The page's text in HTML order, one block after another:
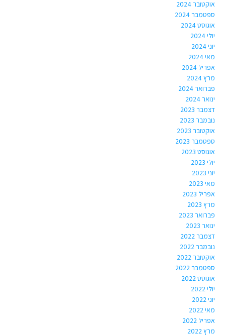
אוקטובר 2024
ספטמבר 2024
אוגוסט 2024
יולי 2024
יוני 2024
מאי 2024
אפריל 2024
מרץ 2024
פברואר 2024
ינואר 2024
דצמבר 2023
נובמבר 2023
אוקטובר 2023
ספטמבר 2023
אוגוסט 2023
יולי 2023
יוני 2023
מאי 2023
אפריל 2023
מרץ 2023
פברואר 2023
ינואר 2023
דצמבר 2022
נובמבר 2022
אוקטובר 2022
ספטמבר 2022
אוגוסט 2022
יולי 2022
יוני 2022
מאי 2022
אפריל 2022
מרץ 2022